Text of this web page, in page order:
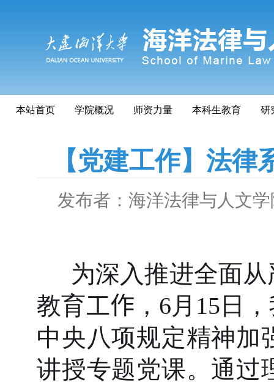
本站首页 学院概况 师资力量 本科生教育 研
【党建工作】法
发布者：海洋法律与人文
为深入推进全面
教育工作 ， 6月 15 日
中央八项规定精神加
讲授专题党课。通过